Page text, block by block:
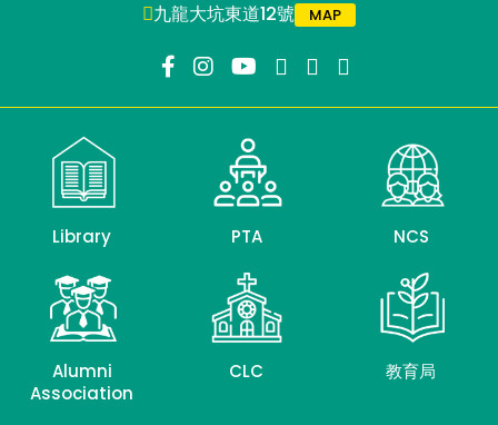
九龍大坑東道12號
MAP
Library PTA NCS
Alumni
Association
CLC 教育局